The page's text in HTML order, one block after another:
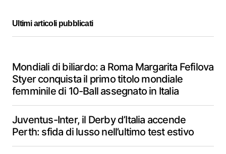
Ultimi articoli pubblicati
Mondiali di biliardo: a Roma Margarita Fefilova
Styer conquista il primo titolo mondiale
femminile di 10-Ball assegnato in Italia
Juventus-Inter, il Derby d’Italia accende
Perth: sfida di lusso nell’ultimo test estivo